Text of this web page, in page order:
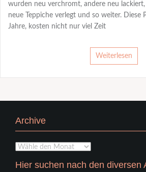
wurden neu verchromt, andere neu lackiert,
neue Teppiche verlegt und so weiter. Diese
Jahre, kosten nicht nur viel Zeit
Weiterlesen
Archive
Archive
Hier suchen nach den diversen